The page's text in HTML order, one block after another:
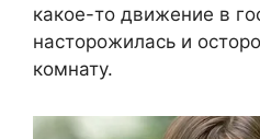
какое-то движение в
насторожилась и
комнату.